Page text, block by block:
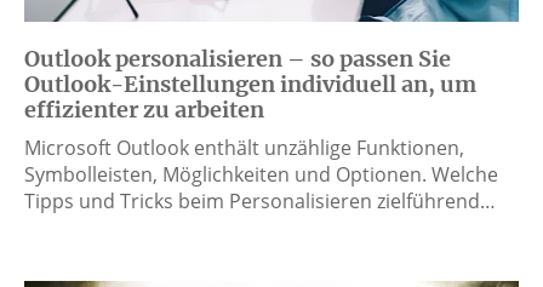
Outlook personalisieren – so passen Sie
Outlook-Einstellungen individuell an, um
effizienter zu arbeiten
Microsoft Outlook enthält unzählige Funktionen,
Symbolleisten, Möglichkeiten und Optionen. Welche
Tipps und Tricks beim Personalisieren zielführend…